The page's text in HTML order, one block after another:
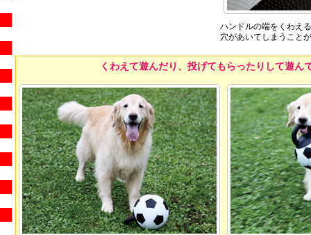
ハンドルの端をくわえ
穴があいてしまうこと
くわえて遊んだり、投げてもらったりして遊ん